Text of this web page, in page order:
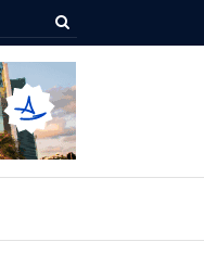
sobre parcerias para